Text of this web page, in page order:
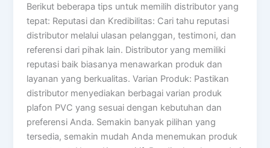
Berikut beberapa tips untuk memilih distributor yang
tepat: Reputasi dan Kredibilitas: Cari tahu reputasi
distributor melalui ulasan pelanggan, testimoni, dan
referensi dari pihak lain. Distributor yang memiliki
reputasi baik biasanya menawarkan produk dan
layanan yang berkualitas. Varian Produk: Pastikan
distributor menyediakan berbagai varian produk
plafon PVC yang sesuai dengan kebutuhan dan
preferensi Anda. Semakin banyak pilihan yang
tersedia, semakin mudah Anda menemukan produk